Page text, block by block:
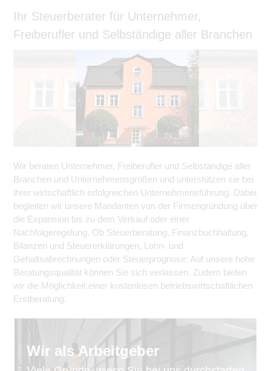
Ihr Steuerberater für Unternehmer,
Freiberufler und Selbständige aller Branchen
Wir beraten Unternehmer, Freiberufler und Selbständige aller
Branchen und Unternehmensgrößen und unterstützen sie bei
ihrer wirtschaftlich erfolgreichen Unternehmensführung. Dabei
begleiten wir unsere Mandanten von der Firmengründung über
die Expansion bis zu dem Verkauf oder einer
Nachfolgeregelung. Ob Steuerberatung, Finanzbuchhaltung,
Bilanzen und Steuererklärungen, Lohn- und
Gehaltsabrechnungen oder Steuerprognose: Auf unsere hohe
Beratungsqualität können Sie sich verlassen. Zudem bieten
wir die Möglichkeit einer kostenlosen betriebswirtschaftlichen
Erstberatung.
Wir als Arbeitgeber